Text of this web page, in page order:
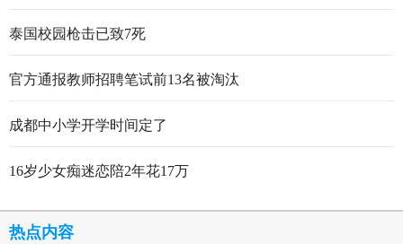
泰国校园枪击已致7死
官方通报教师招聘笔试前13名被淘汰
成都中小学开学时间定了
16岁少女痴迷恋陪2年花17万
热点内容